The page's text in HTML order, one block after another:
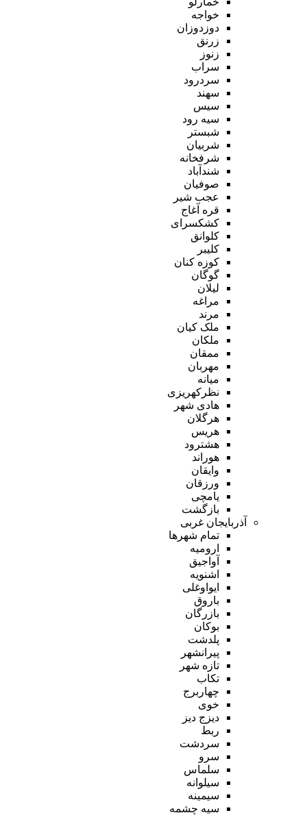
خواجه
دوزدوزان
زرنق
زنوز
سراب
سردرود
سهند
سیس
سیه رود
شبستر
شربیان
شرفخانه
شندآباد
صوفیان
عجب شیر
قره آغاج
کشکسرای
کلوانق
کلیبر
کوزه کنان
گوگان
لیلان
مراغه
مرند
ملک کیان
ملکان
ممقان
مهربان
میانه
نظرکهریزی
هادی شهر
هرگلان
هریس
هشترود
هوراند
وایقان
ورزقان
یامچی
بازگشت
آذربایجان غربی
تمام شهر‌ها
ارومیه
آواجیق
اشنویه
ایواوغلی
باروق
بازرگان
بوکان
پلدشت
پیرانشهر
تازه شهر
تکاب
چهاربرج
خوی
دیزج دیز
ربط
سردشت
سرو
سلماس
سیلوانه
سیمینه
سیه چشمه